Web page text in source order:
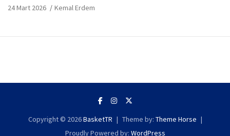
24 Mart 2026 Kemal Erdem
Copyright © 2026BasketTR Theme by: Theme Horse
Proudly Powered by: WordPress